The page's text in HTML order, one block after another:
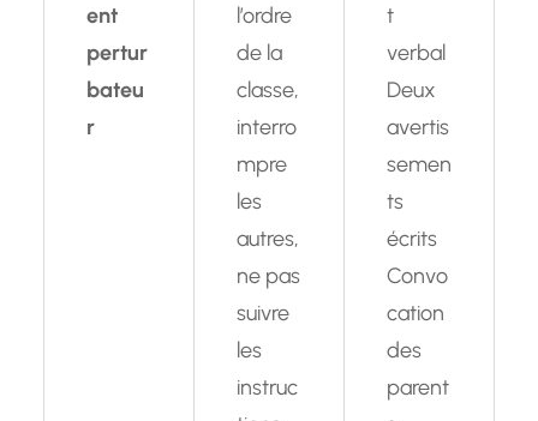
ent
pertur
bateu
r
l’ordre
de la
classe,
interro
mpre
les
autres,
ne pas
suivre
les
instruc
t
verbal
Deux
avertis
semen
ts
écrits
Convo
cation
des
parent